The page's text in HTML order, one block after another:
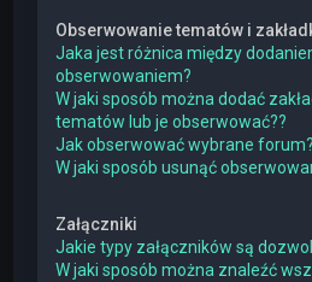
Obserwowanie tematów i
Jaka jest różnica między
obserwowaniem?
W jaki sposób można dodać
tematów lub je obserwować??
Jak obserwować wybrane forum?
W jaki sposób usunąć
Załączniki
Jakie typy załączników są
W jaki sposób można znaleźć